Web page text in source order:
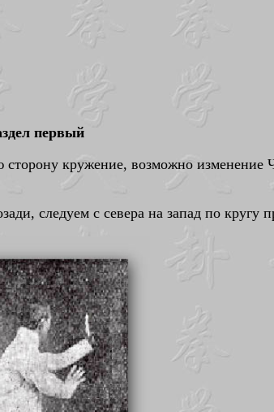
первый
сторону кружение, возможно
следуем с севера на запад по кругу